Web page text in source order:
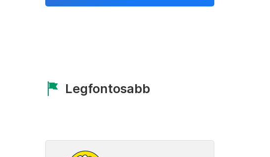
Legfontosabb